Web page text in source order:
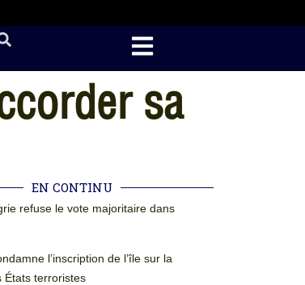
sa
EN CONTINU
refuse le vote majoritaire dans
l’inscription de l’île sur la
États terroristes